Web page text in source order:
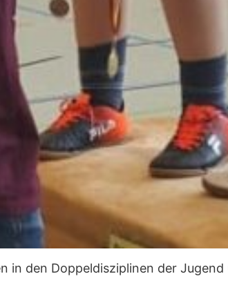
in den Doppeldisziplinen der